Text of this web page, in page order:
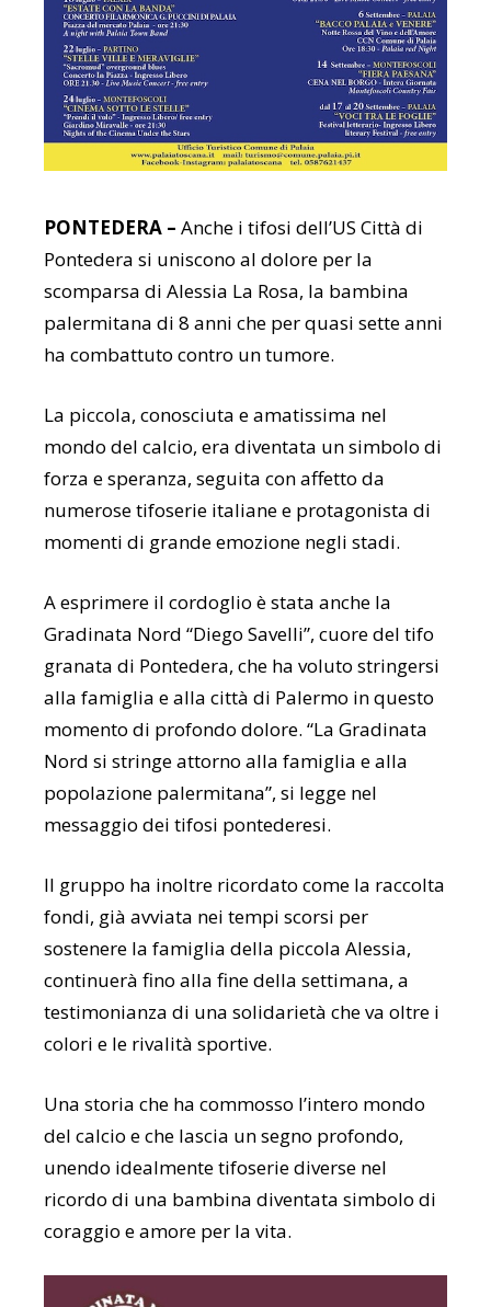
PONTEDERA – Anche i tifosi dell’US Città di
Pontedera si uniscono al dolore per la
scomparsa di Alessia La Rosa, la bambina
palermitana di 8 anni che per quasi sette anni
ha combattuto contro un tumore.
La piccola, conosciuta e amatissima nel
mondo del calcio, era diventata un simbolo di
forza e speranza, seguita con affetto da
numerose tifoserie italiane e protagonista di
momenti di grande emozione negli stadi.
A esprimere il cordoglio è stata anche la
Gradinata Nord “Diego Savelli”, cuore del tifo
granata di Pontedera, che ha voluto stringersi
alla famiglia e alla città di Palermo in questo
momento di profondo dolore. “La Gradinata
Nord si stringe attorno alla famiglia e alla
popolazione palermitana”, si legge nel
messaggio dei tifosi pontederesi.
Il gruppo ha inoltre ricordato come la raccolta
fondi, già avviata nei tempi scorsi per
sostenere la famiglia della piccola Alessia,
continuerà fino alla fine della settimana, a
testimonianza di una solidarietà che va oltre i
colori e le rivalità sportive.
Una storia che ha commosso l’intero mondo
del calcio e che lascia un segno profondo,
unendo idealmente tifoserie diverse nel
ricordo di una bambina diventata simbolo di
coraggio e amore per la vita.